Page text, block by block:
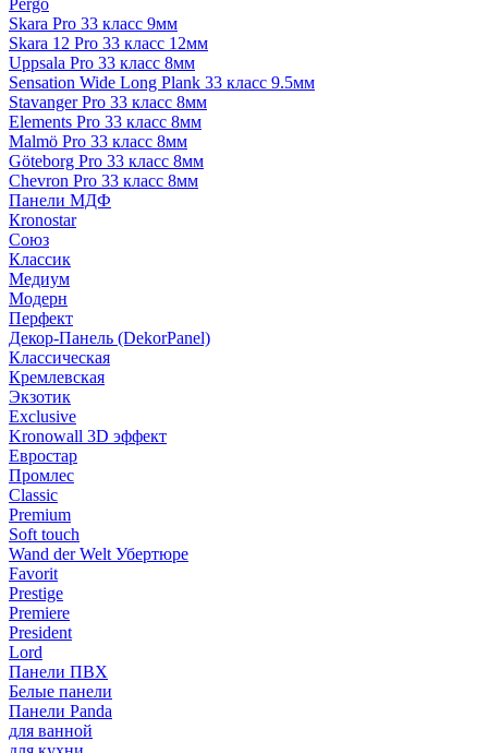
Pergo
Skara Pro 33 класс 9мм
Skara 12 Pro 33 класс 12мм
Uppsala Pro 33 класс 8мм
Sensation Wide Long Plank 33 класс 9.5мм
Stavanger Pro 33 класс 8мм
Elements Pro 33 класс 8мм
Malmö Pro 33 класс 8мм
Göteborg Pro 33 класс 8мм
Chevron Pro 33 класс 8мм
Панели МДФ
Кronostar
Союз
Классик
Медиум
Модерн
Перфект
Декор-Панель (DekorPanel)
Классическая
Кремлевская
Экзотик
Exclusive
Kronowall 3D эффект
Евростар
Промлес
Classic
Premium
Soft touch
Wand der Welt Убертюре
Favorit
Prestige
Premiere
President
Lord
Панели ПВХ
Белые панели
Панели Panda
для ванной